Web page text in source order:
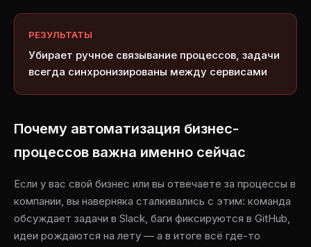
РЕЗУЛЬТАТЫ
Убирает ручное связывание процессов, задачи
всегда синхронизированы между сервисами
Почему автоматизация бизнес-
процессов важна именно сейчас
Если у вас свой бизнес или вы отвечаете за процессы в
компании, вы наверняка сталкивались с этим: команда
обсуждает задачи в Slack, баги фиксируются в GitHub,
идеи рождаются на лету — а в итоге всё где-то